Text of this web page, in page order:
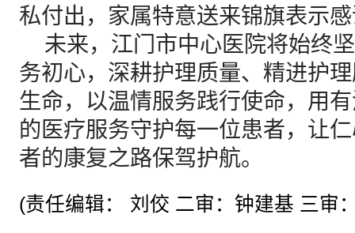
私付出，家属特意送来锦旗表示
未来，江门市中心医院将始终坚
务初心，深耕护理质量、精进护
生命，以温情服务践行使命，用
的医疗服务守护每一位患者，让
者的康复之路保驾护航。
(责任编辑： 刘佼 二审：钟建基 三审